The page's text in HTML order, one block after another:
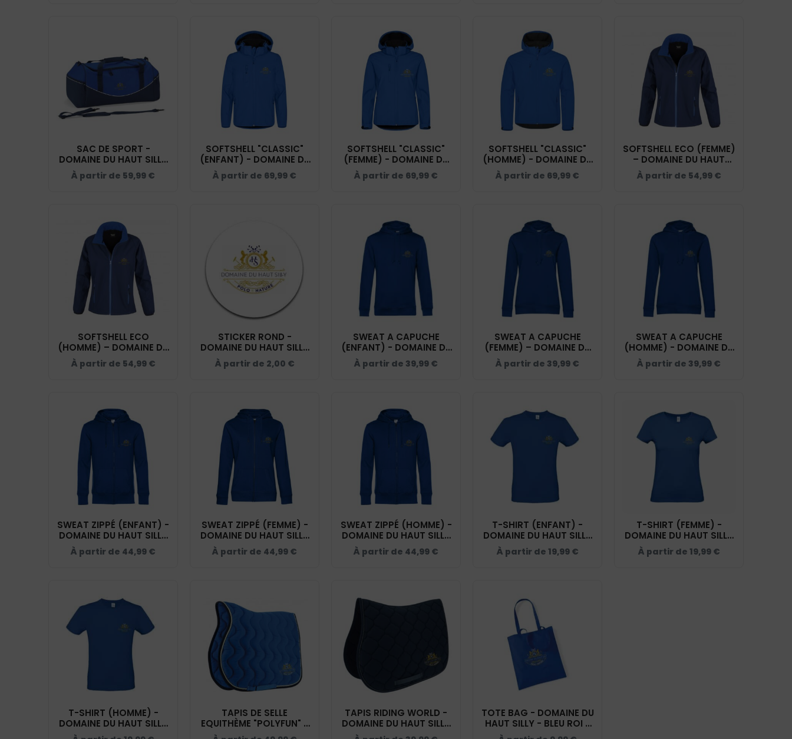
SAC DE SPORT -
DOMAINE DU HAUT SILLY
- BLEU ROI - QD70S
À partir de 59,99 €
SOFTSHELL "CLASSIC"
(ENFANT) - DOMAINE DU
HAUT SILLY - BLEU ROI -
0200909
À partir de 69,99 €
SOFTSHELL "CLASSIC"
(FEMME) - DOMAINE DU
HAUT SILLY - BLEU ROI -
0200917
À partir de 69,99 €
SOFTSHELL "CLASSIC"
(HOMME) - DOMAINE DU
HAUT SILLY - BLEU ROI -
0200912
À partir de 69,99 €
SOFTSHELL ECO (FEMME)
– DOMAINE DU HAUT
SILLY - BLEU ROI - R231F
À partir de 54,99 €
SOFTSHELL ECO
(HOMME) – DOMAINE DU
HAUT SILLY - BLEU ROI -
RS231
À partir de 54,99 €
STICKER ROND -
DOMAINE DU HAUT SILLY
- STI001
À partir de 2,00 €
SWEAT A CAPUCHE
(ENFANT) - DOMAINE DU
HAUT SILLY - BLEU ROI -
K477
À partir de 39,99 €
SWEAT A CAPUCHE
(FEMME) – DOMAINE DU
HAUT SILLY - BLEU ROI -
BCW34B
À partir de 39,99 €
SWEAT A CAPUCHE
(HOMME) - DOMAINE DU
HAUT SILLY - BLEU ROI -
BCU33B
À partir de 39,99 €
SWEAT ZIPPÉ (ENFANT) -
DOMAINE DU HAUT SILLY
- BLEU ROI - K455
À partir de 44,99 €
SWEAT ZIPPÉ (FEMME) -
DOMAINE DU HAUT SILLY
- BLEU ROI - BCW03Q
À partir de 44,99 €
SWEAT ZIPPÉ (HOMME) -
DOMAINE DU HAUT SILLY
- BLEU ROI - BCU03K
À partir de 44,99 €
T-SHIRT (ENFANT) -
DOMAINE DU HAUT SILLY
- BLEU ROI - BC03TK
À partir de 19,99 €
T-SHIRT (FEMME) -
DOMAINE DU HAUT SILLY
- BLEU ROI - BC04T
À partir de 19,99 €
T-SHIRT (HOMME) -
DOMAINE DU HAUT SILLY
- BLEU ROI - BC03T
TAPIS DE SELLE
EQUITHÈME "POLYFUN" -
DOMAINE DU HAUT SILLY
TAPIS RIDING WORLD -
DOMAINE DU HAUT SILLY
- NAVY - 20453
TOTE BAG - DOMAINE DU
HAUT SILLY - BLEU ROI -
WM101